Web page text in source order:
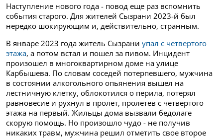
Наступление нового года - повод еще раз вспомнить
события старого. Для жителей Сызрани 2023-й был
нередко шокирующим и, действительно, странным.
В январе 2023 года житель Сызрани упал с четвертого
этажа, а потом встал и пошел за пивом. Инцидент
произошел в многоквартирном доме на улице
Карбышева. По словам соседей потерпевшего, мужчина
в состоянии алкогольного опьянения вышел на
лестничную клетку, облокотился о перила, потерял
равновесие и рухнул в пролет, пролетев с четвертого
этажа на первый. Жильцы дома вызвали бедолаге
скорую помощь. Но произошло чудо - не получив
никаких травм, мужчина решил отметить свое второе